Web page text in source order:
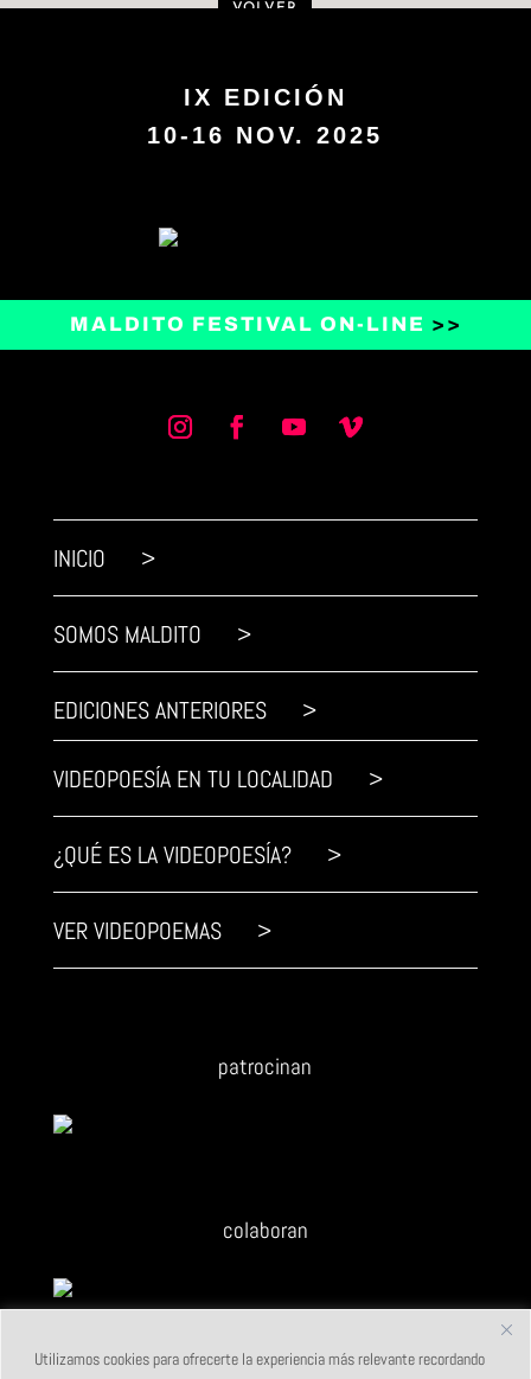
Utilizamos cookies para ofrecerte la experiencia más relevante recordando
VOLVER
IX EDICIÓN
10-16 NOV. 2025
MALDITO FESTIVAL ON-LINE >>
INICIO >
SOMOS MALDITO >
EDICIONES ANTERIORES >
VIDEOPOESÍA EN TU LOCALIDAD >
¿QUÉ ES LA VIDEOPOESÍA? >
VER VIDEOPOEMAS >
patrocinan
colaboran